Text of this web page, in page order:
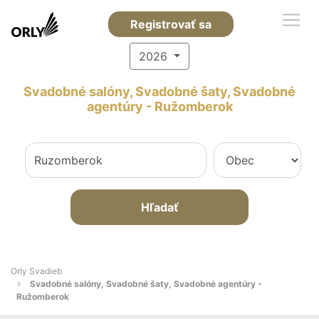
Registrovať sa
2026
Svadobné salóny, Svadobné šaty, Svadobné
agentúry - Ružomberok
Hľadať
Orly Svadieb
Svadobné salóny, Svadobné šaty, Svadobné agentúry -
Ružomberok